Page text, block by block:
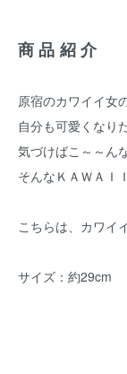
商品紹介
原宿のカワイイ女
自分も可愛くなり
気づけばこ～～ん
そんなＫＡＷＡＩ
こちらは、カワイ
サイズ：約29cm